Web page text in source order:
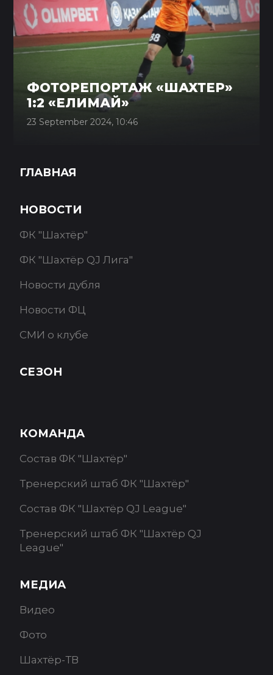
ФОТОРЕПОРТАЖ «ШАХТЕР»
1:2 «ЕЛИМАЙ»
23 September 2024, 10:46
ГЛАВНАЯ
НОВОСТИ
ФК "Шахтёр"
ФК "Шахтёр QJ Лига"
Новости дубля
Новости ФЦ
СМИ о клубе
СЕЗОН
КОМАНДА
Состав ФК "Шахтёр"
Тренерский штаб ФК "Шахтёр"
Состав ФК "Шахтёр QJ League"
Тренерский штаб ФК "Шахтёр QJ
League"
МЕДИА
Видео
Фото
Шахтёр-ТВ